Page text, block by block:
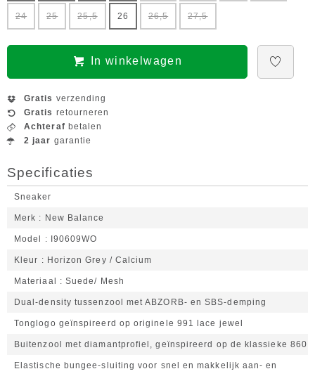
24 25 25,5 26 26,5 27,5
In winkelwagen
Gratis verzending
Gratis retourneren
Achteraf betalen
2 jaar garantie
Specificaties
Sneaker
Merk New Balance
Model I90609WO
Kleur Horizon Grey / Calcium
Materiaal Suede/ Mesh
Dual-density tussenzool met ABZORB- en SBS-demping
Tonglogo geïnspireerd op originele 991 lace jewel
Buitenzool met diamantprofiel, geïnspireerd op de klassieke 860
Elastische bungee-sluiting voor snel en makkelijk aan- en